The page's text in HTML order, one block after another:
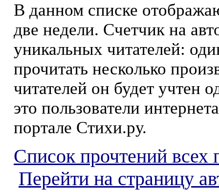
В данном списке
две недели. Счетчик на
уникальных читателей:
прочитать несколько
читателей он будет учтен
это пользователи
портале Стихи.ру.
Список прочтений всех
Перейти на страницу